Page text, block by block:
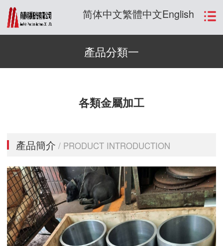
简体中文繁體中文English
產品分類一
各類金屬加工
產品簡介/ PRODUCT INTRODUCTION